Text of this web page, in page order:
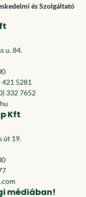
és Szolgáltató
u. 84.
421 5281
332 7652
Kft
út 19.
médiában!